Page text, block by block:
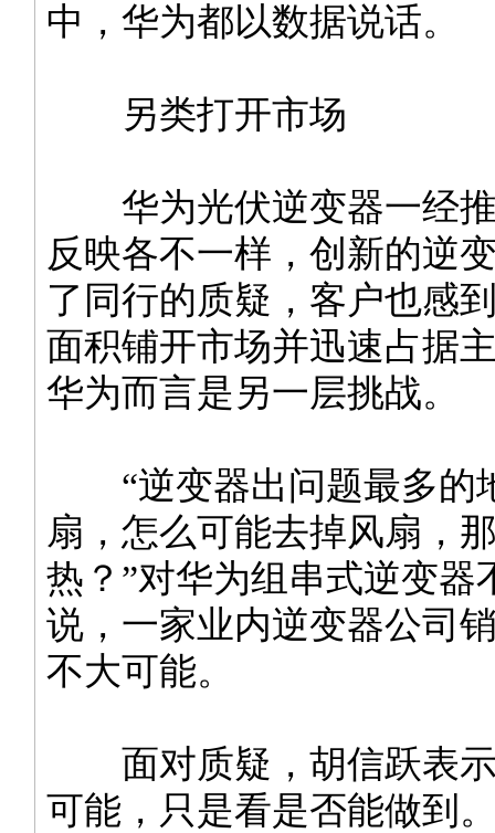
中，华为都以数据说话。
另类打开市场
华为光伏逆变器一经推
反映各不一样，创新的逆
了同行的质疑，客户也感
面积铺开市场并迅速占据
华为而言是另一层挑战。
“逆变器出问题最多的
扇，怎么可能去掉风扇，
热？”对华为组串式逆变器
说，一家业内逆变器公司
不大可能。
面对质疑，胡信跃表示
可能，只是看是否能做到